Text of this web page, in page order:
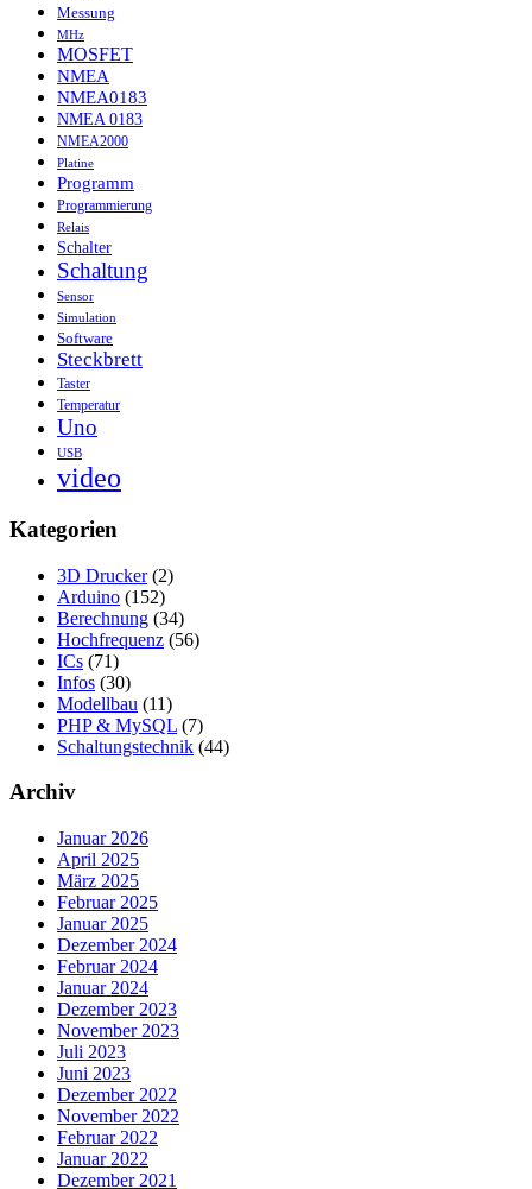
Messung
MHz
MOSFET
NMEA
NMEA0183
NMEA 0183
NMEA2000
Platine
Programm
Programmierung
Relais
Schalter
Schaltung
Sensor
Simulation
Software
Steckbrett
Taster
Temperatur
Uno
USB
video
Kategorien
3D Drucker(2)
Arduino (152)
Berechnung (34)
Hochfrequenz (56)
ICs (71)
Infos (30)
Modellbau (11)
PHP & MySQL (7)
Schaltungstechnik (44)
Archiv
Januar 2026
April 2025
März 2025
Februar 2025
Januar 2025
Dezember 2024
Februar 2024
Januar 2024
Dezember 2023
November 2023
Juli 2023
Juni 2023
Dezember 2022
November 2022
Februar 2022
Januar 2022
Dezember 2021